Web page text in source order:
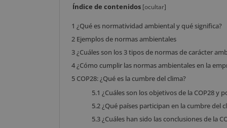
Índice de contenidos [ocultar]
1 ¿Qué es normatividad ambiental y qué significa?
2 Ejemplos de normas ambientales
3¿Cuáles son los 3 tipos de normas de carácter
4¿Cómo cumplir las normas ambientales en la
5 COP28: ¿Qué es la cumbre del clima?
5.1 ¿Cuáles son los objetivos de la COP28 y
5.2¿Qué países participan en la cumbre del
5.3¿Cuáles han sido las conclusiones de la